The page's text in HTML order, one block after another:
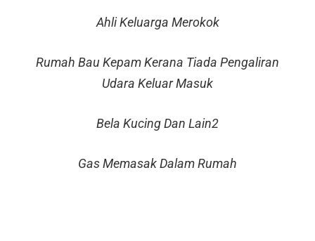
Ahli Keluarga Merokok
Rumah Bau Kepam Kerana Tiada Pengaliran
Udara Keluar Masuk
Bela Kucing Dan Lain2
Gas Memasak Dalam Rumah